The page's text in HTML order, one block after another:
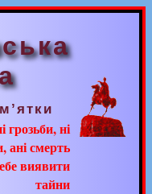
грозьби, ні
ані смерть
виявити
тайни